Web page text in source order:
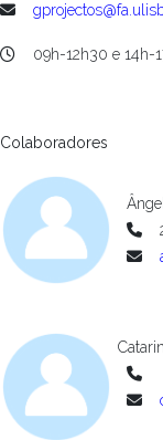
09h-12h30 e 14h-
Colaboradores